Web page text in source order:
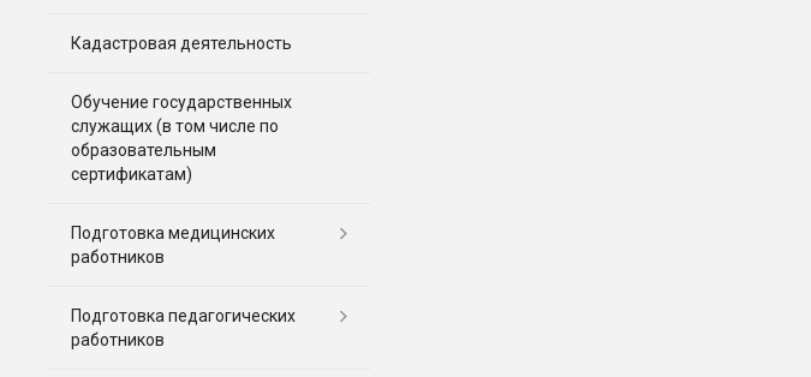
Кадастровая деятельность
Обучение государственных
служащих (в том числе по
образовательным
сертификатам)
Подготовка медицинских
работников
Подготовка педагогических
работников